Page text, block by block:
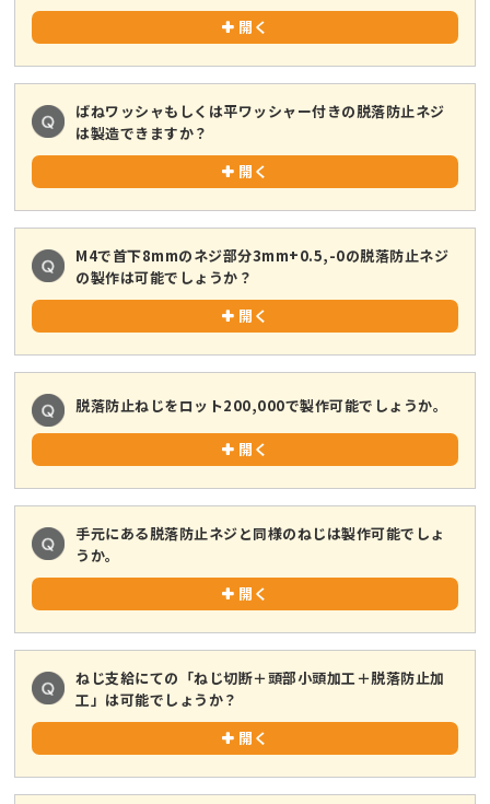
開く
ばねワッシャもしくは平ワッシャー付きの脱落防止ネジ
は製造できますか？
開く
M4で首下8mmのネジ部分3mm+0.5,-0の脱落防止ネジ
の製作は可能でしょうか？
開く
脱落防止ねじをロット200,000で製作可能でしょうか。
開く
手元にある脱落防止ネジと同様のねじは製作可能でしょ
うか。
開く
ねじ支給にての「ねじ切断＋頭部小頭加工＋脱落防止加
工」は可能でしょうか？
開く